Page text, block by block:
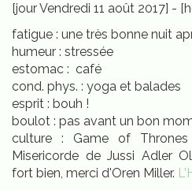
[jour Vendredi 11 août 2017] -
fatigue : une très bonne nuit
humeur : stressée
estomac : café
cond. phys. : yoga et balades
esprit : bouh !
boulot : pas avant un bon
culture : Game of
Misericorde de Jussi Adler
fort bien, merci d'Oren Miller.